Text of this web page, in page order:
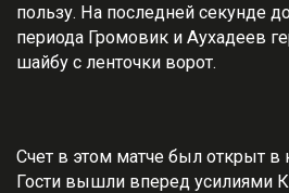
пользу. На последней секунде
периода Громовик и Аухадеев
шайбу с ленточки ворот.
Счет в этом матче был открыт в
Гости вышли вперед усилиями